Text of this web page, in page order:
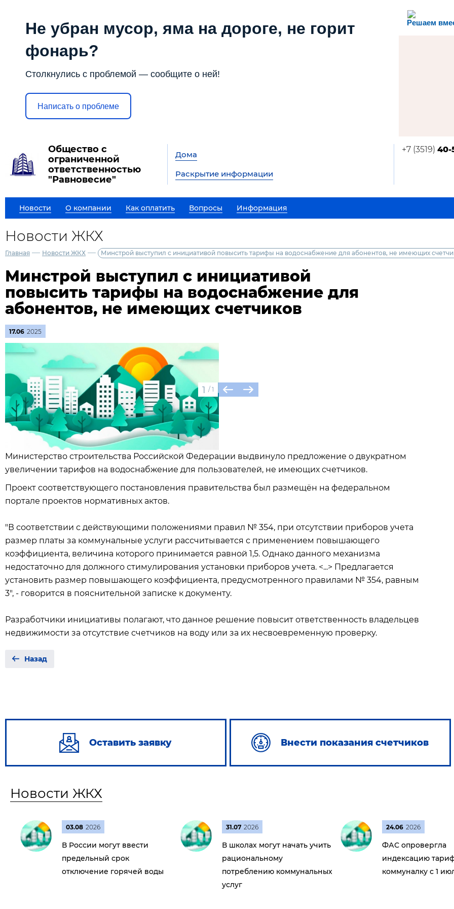
Решаем
Не убран мусор, яма на дороге, не горит
фонарь?
Столкнулись с проблемой — сообщите о ней!
Написать о проблеме
Общество с
ограниченной
ответственностью
"Равновесие"
Дома
Раскрытие информации
+7 (3519) 40-
Новости О компании Как оплатить Вопросы Информация
Новости ЖКХ
Главная — Новости ЖКХ — Минстрой выступил с инициативой повысить тарифы на водоснабжение для абонентов, не имеющих
Минстрой выступил с инициативой
повысить тарифы на водоснабжение для
абонентов, не имеющих счетчиков
17.06 2025
1 / 1
Министерство строительства Российской Федерации выдвинуло предложение о двукратном
увеличении тарифов на водоснабжение для пользователей, не имеющих счетчиков.
Проект соответствующего постановления правительства был размещён на федеральном
портале проектов нормативных актов.
"В соответствии с действующими положениями правил № 354, при отсутствии приборов учета
размер платы за коммунальные услуги рассчитывается с применением повышающего
коэффициента, величина которого принимается равной 1,5. Однако данного механизма
недостаточно для должного стимулирования установки приборов учета. <...> Предлагается
установить размер повышающего коэффициента, предусмотренного правилами № 354, равным
3", - говорится в пояснительной записке к документу.
Разработчики инициативы полагают, что данное решение повысит ответственность владельцев
недвижимости за отсутствие счетчиков на воду или за их несвоевременную проверку.
Назад
Оставить заявку Внести показания счетчиков
Новости ЖКХ
03.08 2026
В России могут ввести
предельный срок
отключение горячей воды
31.07 2026
В школах могут начать учить
рациональному
потреблению коммунальных
услуг
24.06 2026
ФАС опровергла
индексацию
коммуналку с 1